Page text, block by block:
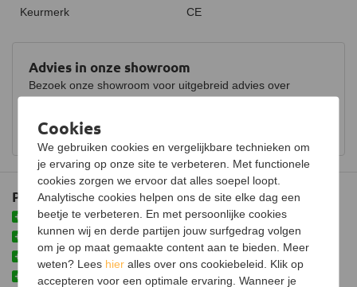
Plus- en minpunten
Verstelbaar in graden voor een schuin dak
Ondersteunt de dubbelwandige pijp die door het dak gaat
Gemakkelijk te monteren
Zwart gepoedercoat
Advies in onze showroom
Bezoek onze showroom voor uitgebreid advies over
houtkachels.
Bekijk showroom en maak een afspraak
Keurmerk CE
Cookies
We gebruiken cookies en vergelijkbare technieken om
je ervaring op onze site te verbeteren. Met functionele
cookies zorgen we ervoor dat alles soepel loopt.
Analytische cookies helpen ons de site elke dag een
beetje te verbeteren. En met persoonlijke cookies
kunnen wij en derde partijen jouw surfgedrag volgen
om je op maat gemaakte content aan te bieden. Meer
weten? Lees hier alles over ons cookiebeleid. Klik op
accepteren voor een optimale ervaring. Wanneer je